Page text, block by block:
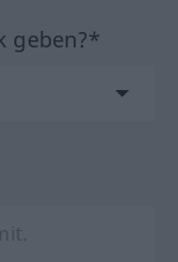
geben?*